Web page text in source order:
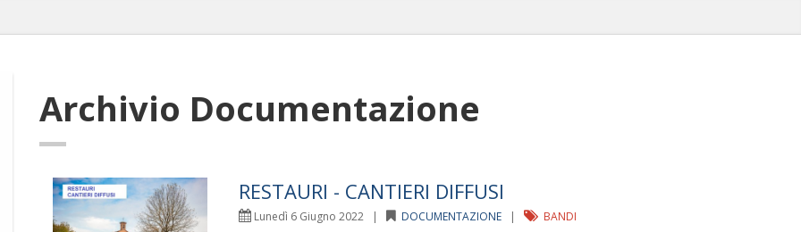
Archivio Documentazione
RESTAURI - CANTIERI DIFFUSI
Lunedì 6 Giugno 2022 | DOCUMENTAZIONE | BANDI